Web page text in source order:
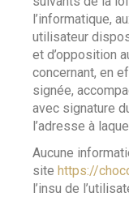
l’informatique,
utilisateur
et d’opposition
concernant, en
signée,
avec signature
l’adresse à
Aucune
site https://
l’insu de